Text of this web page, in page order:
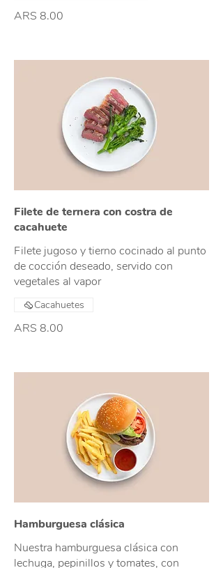
ARS 8.00
Filete de ternera con costra de
cacahuete
Filete jugoso y tierno cocinado al punto
de cocción deseado, servido con
vegetales al vapor
ARS 8.00
Cacahuetes
Hamburguesa clásica
Nuestra hamburguesa clásica con
lechuga, pepinillos y tomates, con